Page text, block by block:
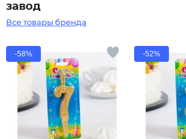
завод
Все товары бренда
-58% -52%